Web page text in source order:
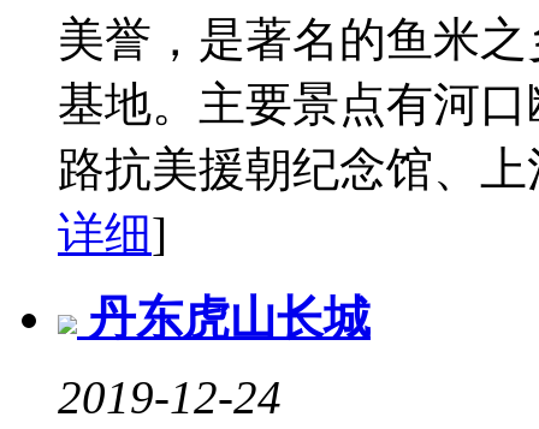
美誉，是著名的鱼米
基地。主要景点有河
路抗美援朝纪念馆、
详细]
丹东虎山长城
2019-12-24